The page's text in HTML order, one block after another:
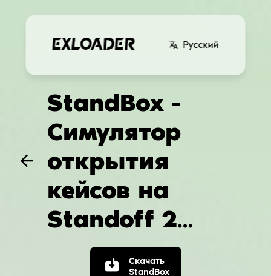
Русский
StandBox -
Симулятор
открытия
кейсов на
Standoff 2
(Бесплатные
Скачать
StandBox